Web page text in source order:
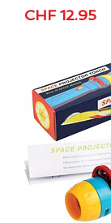
Price
CHF 12.95